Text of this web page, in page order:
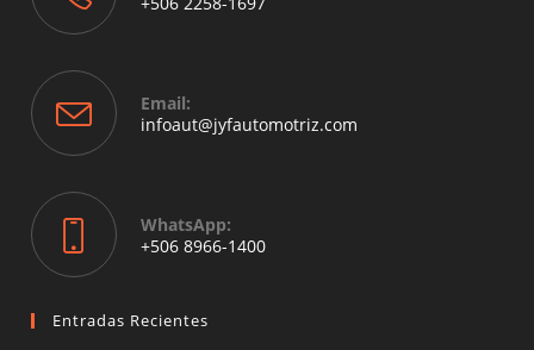
application
Email:
infoaut@jyfautomotriz.com
WhatsApp:
+506 8966-1400Opens
Entradas Recientes